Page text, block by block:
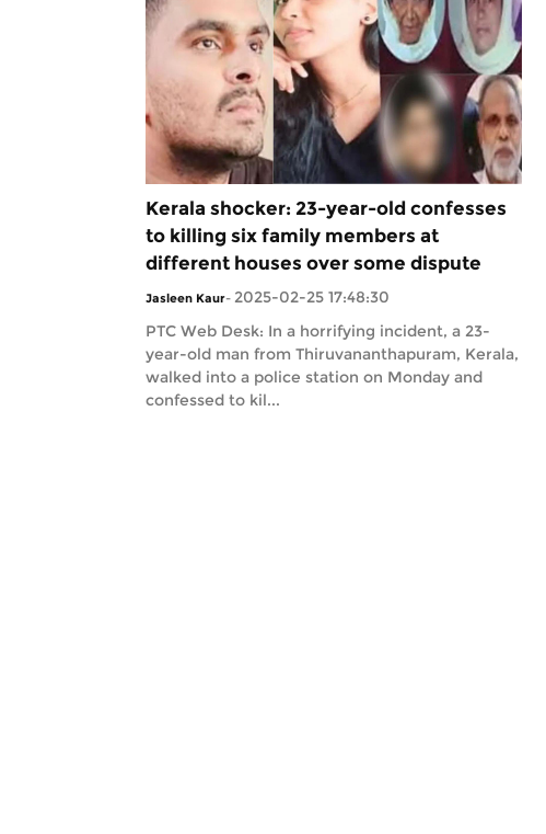
Kerala shocker: 23-year-old confesses
to killing six family members at
different houses over some dispute
Jasleen Kaur- 2025-02-25 17:48:30
PTC Web Desk: In a horrifying incident, a 23-
year-old man from Thiruvananthapuram, Kerala,
walked into a police station on Monday and
confessed to kil...